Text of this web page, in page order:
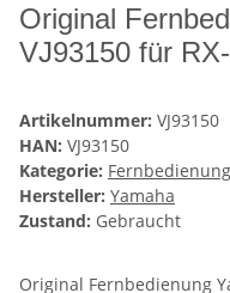
Original
VJ93150 für
Artikelnummer: VJ93150
HAN: VJ93150
Kategorie:
Hersteller: Yamaha
Zustand: Gebraucht
Original Fernbedienung